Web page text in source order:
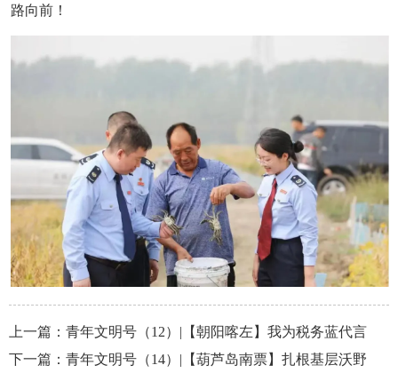
路向前！
上一篇： 青年文明号（12）|【朝阳喀左】我为税务蓝代言
下一篇： 青年文明号（14）|【葫芦岛南票】扎根基层沃野